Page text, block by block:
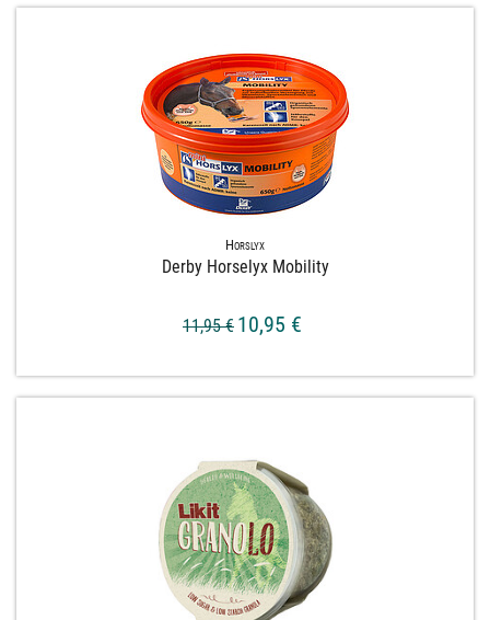
Horslyx
Derby Horselyx Mobility
11,95 € 10,95 €